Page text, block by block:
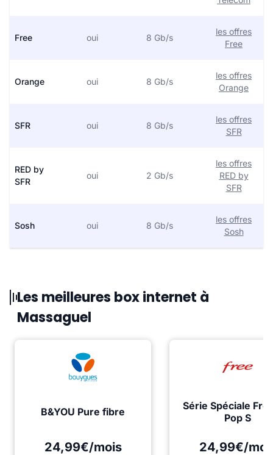
Free oui 8 Gb/s
les offres
Free
Orange oui 8 Gb/s
les offres
Orange
SFR oui 8 Gb/s
les offres
SFR
RED by
SFR
oui 2 Gb/s
les offres
RED by
SFR
Sosh oui 8 Gb/s
les offres
Sosh
Les meilleures box internet à
Massaguel
B&YOU Pure fibre
24,99€/mois
Série Spéciale
Pop S
24,99€/